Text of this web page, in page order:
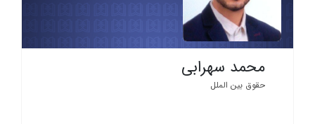
محمد سهرابی
حقوق بین الملل